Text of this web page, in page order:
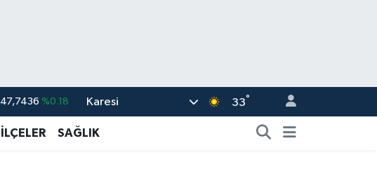
47,7436 %0.18
55,2510 %0.32
Karesi 33°
İLÇELER SAĞLIK